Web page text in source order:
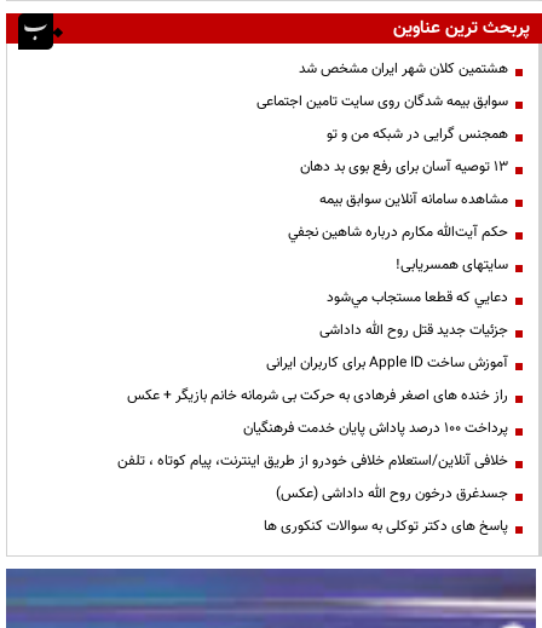
پربحث ترین عناوین
هشتمین کلان شهر ایران مشخص شد
سوابق بیمه شدگان روی سایت تامین اجتماعی
همجنس گرایی در شبکه من و تو
13 توصیه آسان برای رفع بوی بد دهان
مشاهده سامانه آنلاين سوابق بیمه
حكم آيت‌الله مكارم درباره شاهين نجفي
سایتهای همسریابی!
دعايي كه قطعا مستجاب مي‌شود
جزئیات جدید قتل روح الله داداشی
آموزش ساخت Apple ID برای کاربران ایرانی
راز خنده های اصغر فرهادی به حرکت بی شرمانه خانم بازیگر + عکس
پرداخت ۱۰۰ درصد پاداش پایان خدمت فرهنگیان
خلافی آنلاین/استعلام خلافی خودرو از طریق اینترنت، پیام کوتاه ، تلفن
جسدغرق درخون روح الله داداشی (عکس)
پاسخ های دکتر توکلی به سوالات کنکوری ها